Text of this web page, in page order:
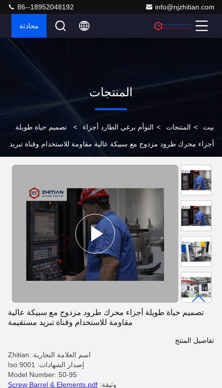
info@njzhitian.com
86--18952048192
محادثة
المنتجات
بيت > المنتجات > التوأم برغي الطارد أجزاء > تصميم حياة طويلة
أجزاء محرك طرود مزدوج مع سبيكة عالية مقاومة للاستخدام وقناة تبريد
تصميم حياة طويلة أجزاء محرك طرود مزدوج مع سبيكة عالية
مقاومة للاستخدام وقناة تبريد مستقيمة
تفاصيل المنتج
اسم العلامة التجارية: Zhitian
إصدار الشهادات: Iso:9001
Model Number: 50-95
وثيقة: Screw Barrel & Elements.pdf